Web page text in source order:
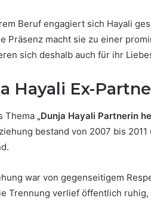
Beruf engagiert sich Hayali
Präsenz macht sie zu einer
sich deshalb auch für ihr
Hayali Ex-
Thema „Dunja Hayali Partnerin
bestand von 2007 bis
war von gegenseitigem
Trennung verlief öffentlich